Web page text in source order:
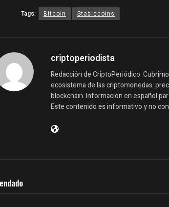
Tags: Bitcoin Stablecoins
criptoperiodista
Redacción de CriptoPeriódico.
ecosistema de las criptomonedas:
blockchain. Información en español
Este contenido es informativo y no